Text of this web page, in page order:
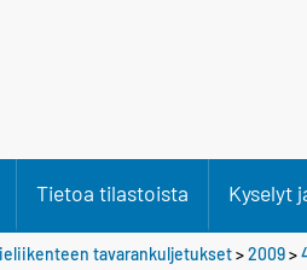
Tietoa tilastoista Kyselyt
tavarankuljetukset>2009>